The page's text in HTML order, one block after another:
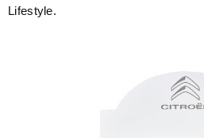
Lifestyle.